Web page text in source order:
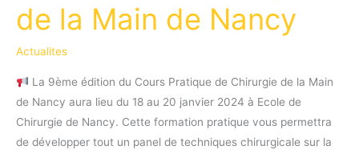
de la Main de Nancy
Actualites
La 9ème édition du Cours Pratique de Chirurgie de la Main
de Nancy aura lieu du 18 au 20 janvier 2024 à Ecole de
Chirurgie de Nancy. Cette formation pratique vous permettra
de développer tout un panel de techniques chirurgicale sur la